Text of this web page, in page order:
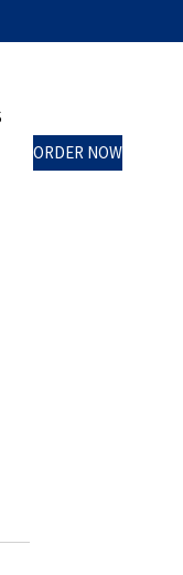
ORDER NOW